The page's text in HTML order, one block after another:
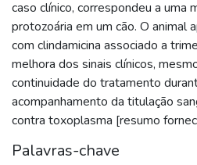
caso clínico, correspondeu a uma
protozoária em um cão. O animal
com clindamicina associado a
melhora dos sinais clínicos,
continuidade do tratamento
acompanhamento da titulação
contra toxoplasma [resumo
Palavras-chave